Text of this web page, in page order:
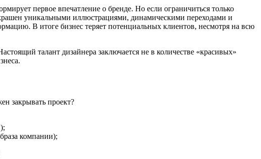
первое впечатление о бренде. Но если ограничиться только
уникальными иллюстрациями, динамическими переходами и
В итоге бизнес теряет потенциальных клиентов, несмотря на всю
талант дизайнера заключается не в количестве «красивых»
закрывать проект?
компании);